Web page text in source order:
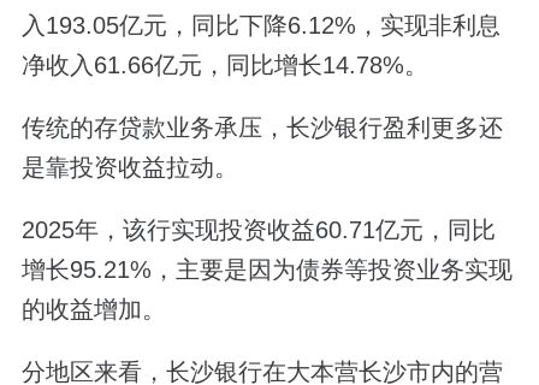
入193.05亿元，同比下降6.12%，实现非利息
净收入61.66亿元，同比增长14.78%。
传统的存贷款业务承压，长沙银行盈利更多还
是靠投资收益拉动。
2025年，该行实现投资收益60.71亿元，同比
增长95.21%，主要是因为债券等投资业务实现
的收益增加。
分地区来看，长沙银行在大本营长沙市内的营